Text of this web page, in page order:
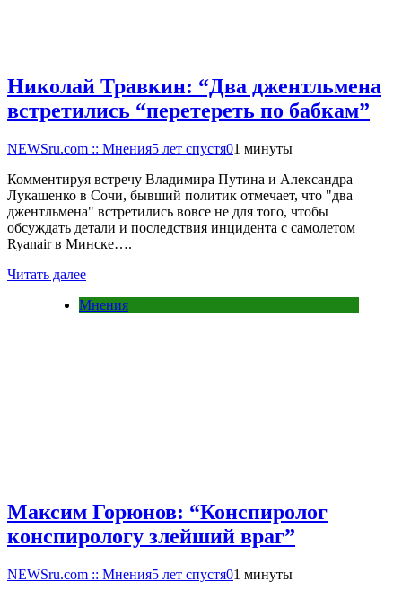
Николай Травкин: “Два джентльмена
встретились “перетереть по бабкам”
NEWSru.com :: Мнения5 лет спустя01 минуты
Комментируя встречу Владимира Путина и Александра
Лукашенко в Сочи, бывший политик отмечает, что "два
джентльмена" встретились вовсе не для того, чтобы
обсуждать детали и последствия инцидента с самолетом
Ryanair в Минске….
Читать далее
Мнения
Максим Горюнов: “Конспиролог
конспирологу злейший враг”
NEWSru.com :: Мнения5 лет спустя01 минуты